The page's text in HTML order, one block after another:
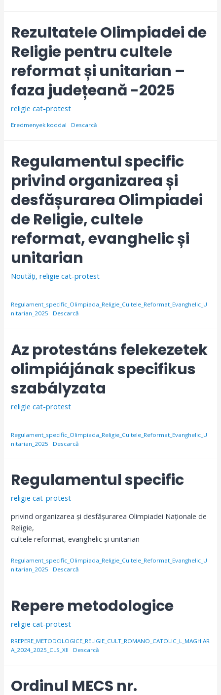
Rezultatele Olimpiadei de
Religie pentru cultele
reformat și unitarian –
faza județeană -2025
religie cat-protest
Eredmenyek koddal Descarcă
Regulamentul specific
privind organizarea și
desfășurarea Olimpiadei
de Religie, cultele
reformat, evanghelic și
unitarian
Noutăți,religie cat-protest
Regulament_specific_Olimpiada_Religie_Cultele_Reformat_Evanghelic_U
nitarian_2025
Descarcă
Az protestáns felekezetek
olimpiájának specifikus
szabályzata
religie cat-protest
Regulament_specific_Olimpiada_Religie_Cultele_Reformat_Evanghelic_U
nitarian_2025
Descarcă
Regulamentul specific
religie cat-protest
privind organizarea și desfășurarea Olimpiadei Naționale de
Religie,
cultele reformat, evanghelic și unitarian
Regulament_specific_Olimpiada_Religie_Cultele_Reformat_Evanghelic_U
nitarian_2025
Descarcă
Repere metodologice
religie cat-protest
RREPERE_METODOLOGICE_RELIGIE_CULT_ROMANO_CATOLIC_L_MAGHIAR
A_2024_2025_CLS_XII
Descarcă
Ordinul MECS nr.